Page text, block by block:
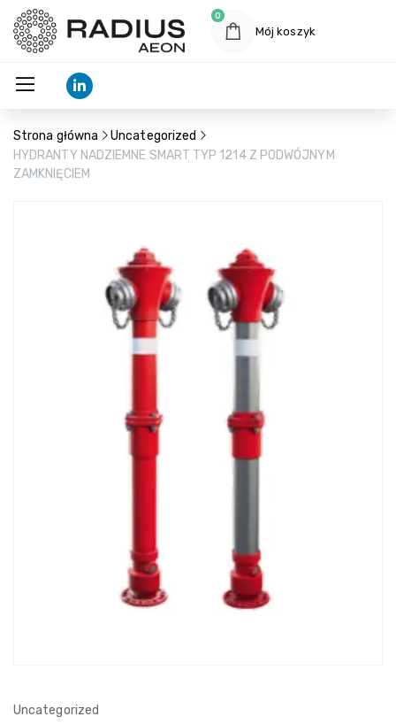
0
Mój koszyk
Strona główna
Uncategorized
HYDRANTY NADZIEMNE SMART TYP 1214 Z PODWÓJNYM
ZAMKNIĘCIEM
Uncategorized